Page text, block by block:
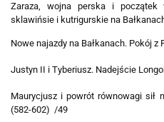
Zaraza, wojna perska i początek
sklawińsie i kutrigurskie na
Nowe najazdy na Bałkanach. Pokój
Justyn II i Tyberiusz. Nadejście
Maurycjusz i powrót równowagi sił
(582-602) /49